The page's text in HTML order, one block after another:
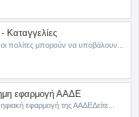
Καταγγελίες
πολίτες μπορούν να υποβάλουν...
εφαρμογή ΑΑΔΕ
εφαρμογή της ΑΑΔΕΔείτε...